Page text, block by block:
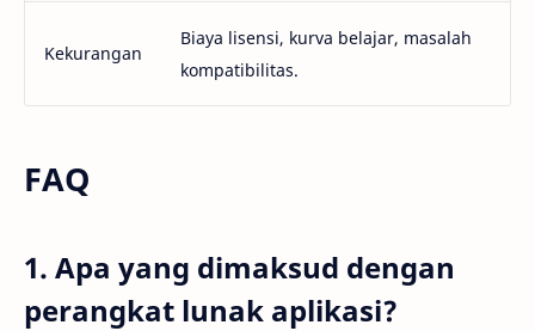
Kekurangan
Biaya lisensi, kurva belajar, masalah
kompatibilitas.
FAQ
1. Apa yang dimaksud dengan
perangkat lunak aplikasi?